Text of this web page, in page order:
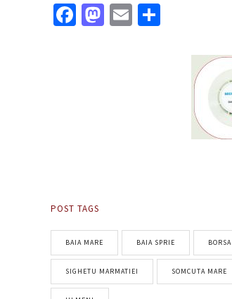
Facebook
Mastodon
Email
POST TAGS
BAIA MARE BAIA SPRIE BORSA
SIGHETU MARMATIEI SOMCUTA MARE